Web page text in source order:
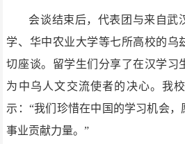
会谈结束后，代表团与来自武
学、华中农业大学等七所高校的乌
切座谈。留学生们分享了在汉学习
为中乌人文交流使者的决心。我
示：“我们珍惜在中国的学习机会
事业贡献力量。”